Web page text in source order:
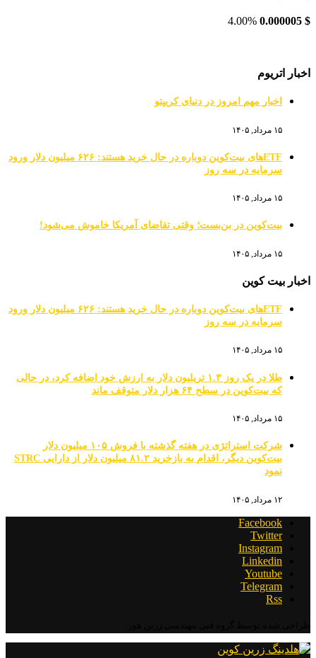
$
0.000005
4.00%
اخبار اتریوم
اخبار مهم امروز در دنیای کریپتو
۱۵ مرداد, ۱۴۰۵
ETFهای بیت‌کوین دوباره در حال خرید هستند: ۶۲۶ میلیون دلار ورود
سرمایه در سه روز
۱۵ مرداد, ۱۴۰۵
بیت‌کوین در بن‌بست؛ وقتی تقاضای آمریکا خاموش می‌شود!
۱۵ مرداد, ۱۴۰۵
اخبار بیت کوین
ETFهای بیت‌کوین دوباره در حال خرید هستند: ۶۲۶ میلیون دلار ورود
سرمایه در سه روز
۱۵ مرداد, ۱۴۰۵
طلا در یک روز ۱.۳ تریلیون دلار به ارزش خود اضافه کرد، در حالی
که بیت‌کوین در سطح ۶۴ هزار دلار متوقف ماند
۱۵ مرداد, ۱۴۰۵
شرکت استراتژی در هفته گذشته با فروش ۱۰۵ میلیون دلار
بیت‌کوین دیگر، اقدام به بازخرید ۸۱.۲ میلیون دلار از دارایی STRC
نمود
۱۲ مرداد, ۱۴۰۵
Facebook
Twitter
Instagram
Linkedin
Youtube
Telegram
Rss